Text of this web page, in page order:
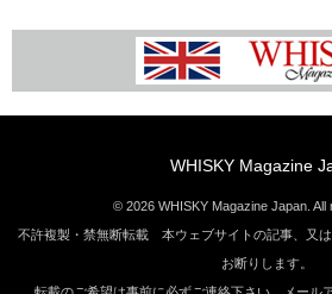
WHISKY Magazine
© 2026 WHISKY Magazine Japan. All
不許複製・禁無断転載 本ウェブサイトの記事、又は
お断りします。